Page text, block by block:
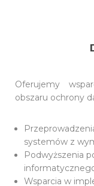
Oferujemy
obszaru ochrony
systemów z
Podwyższenia
Wsparcia w